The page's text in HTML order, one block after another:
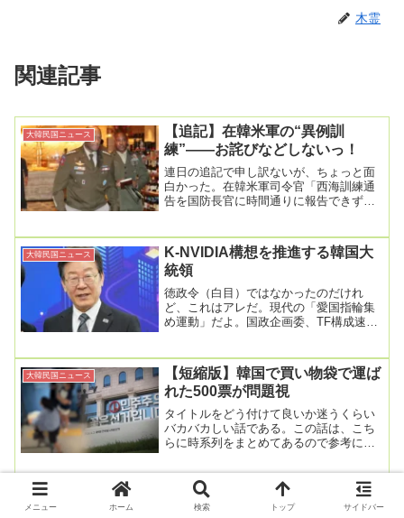
木霊
関連記事
大韓民国ニュース
【追記】在韓米軍の“異例訓
練”――お詫びなどしないっ！
連日の追記で申し訳ないが、ちょっと面
白かった。在韓米軍司令官「西海訓練通
告を国防長官に時間通りに報告できず遺
大韓民国ニュース
K-NVIDIA構想を推進する韓国大
統領
徳政令（白目）ではなかったのだけれ
ど、これはアレだ。現代の「愛国指輪集
め運動」だよ。国政企画委、TF構成速度
大韓民国ニュース
【短縮版】韓国で買い物袋で運ば
れた500票が問題視
タイトルをどう付けて良いか迷うくらい
バカバカしい話である。この話は、こち
らに時系列をまとめてあるので参考にし
か。6月3日〜4...
メニュー ホーム 検索 トップ サイドバー